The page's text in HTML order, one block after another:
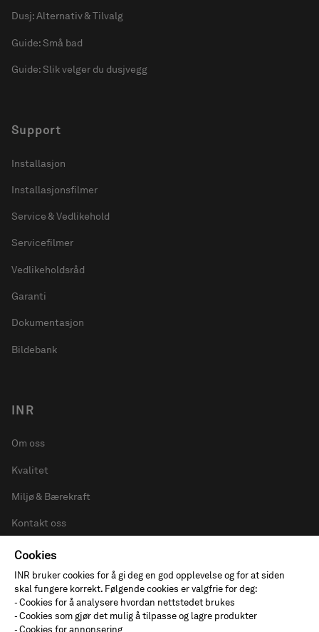
Dusj: Alternativ & Tilvalg
Guide: Små bad
Guide: Slik velger du dusjvegg
Support
Installasjon
Installasjonsfilmer
Service & Vedlikehold
Servicefilmer
Vedlikeholdsråd
Garanti
Dokumentasjon
Bildebank
INR
Om oss
Kvalitet
Miljø & Bærekraft
Kontakt oss
Presserom
Varsling
Privacy & Cookies
Cookies
INR bruker cookies for å gi deg en god opplevelse og for at siden
skal fungere korrekt. Følgende cookies er valgfrie for deg:
- Cookies for å analysere hvordan nettstedet brukes
- Cookies som gjør det mulig å tilpasse og lagre produkter
- Cookies for annonsering